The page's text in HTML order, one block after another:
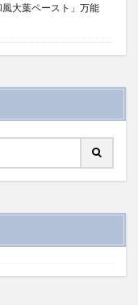
大葉ペースト」万能